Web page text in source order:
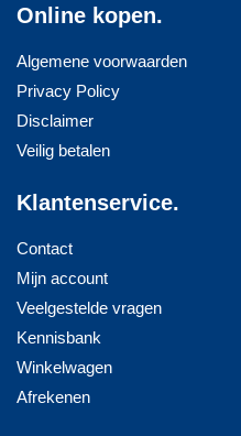
Online kopen.
Algemene voorwaarden
Privacy Policy
Disclaimer
Veilig betalen
Klantenservice.
Contact
Mijn account
Veelgestelde vragen
Kennisbank
Winkelwagen
Afrekenen